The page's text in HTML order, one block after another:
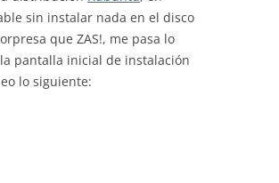
sin instalar nada en el disco
que ZAS!, me pasa lo
pantalla inicial de instalación
lo siguiente: